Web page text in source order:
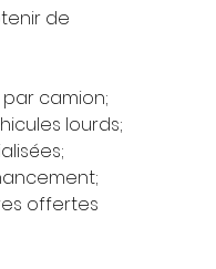
de
par camion;
lourds;
offertes